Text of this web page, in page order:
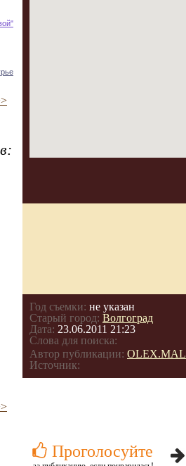
Год съемки: не указан
Старый город: Волгоград
Дата: 23.06.2011 21:23
Слова для поиска:
Автор публикации: OLEX.MAL
Источник:
Проголосуйте